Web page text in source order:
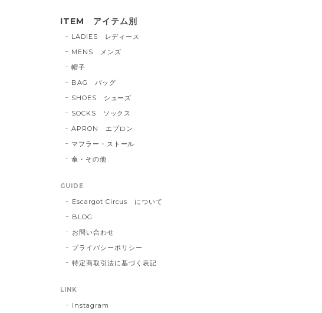
ITEM アイテム別
LADIES レディース
MENS メンズ
帽子
BAG バッグ
SHOES シューズ
SOCKS ソックス
APRON エプロン
マフラー・ストール
傘・その他
GUIDE
Escargot Circus について
BLOG
お問い合わせ
プライバシーポリシー
特定商取引法に基づく表記
LINK
Instagram